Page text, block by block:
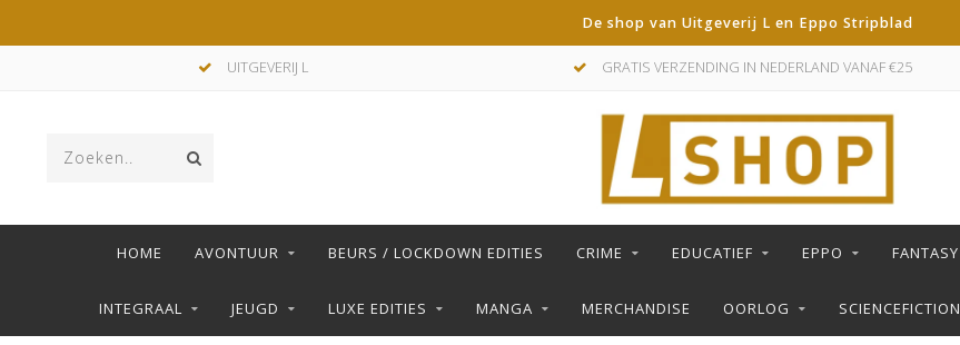
De shop van Uitgeverij L en Eppo Stripblad
UITGEVERIJ L GRATIS VERZENDING IN NEDERLAND VANAF €25
HOME AVONTUUR BEURS / LOCKDOWN EDITIES CRIME EDUCATIEF EPPO FANTASY
INTEGRAAL JEUGD LUXE EDITIES MANGA MERCHANDISE OORLOG SCIENCEFICTION